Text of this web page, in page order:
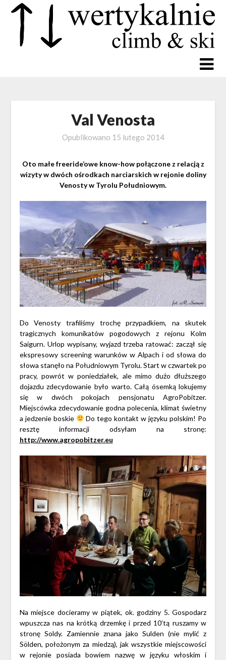
Val Venosta
Opublikowano 15 lutego 2014
Oto małe freeride’owe know-how połączone z relacją z
wizyty w dwóch ośrodkach narciarskich w rejonie doliny
Venosty w Tyrolu Południowym.
Do Venosty trafiliśmy trochę przypadkiem, na skutek
tragicznych komunikatów pogodowych z rejonu Kolm
Saigurn. Urlop wypisany, wyjazd trzeba ratować: zaczął się
ekspresowy screening warunków w Alpach i od słowa do
słowa stanęło na Południowym Tyrolu. Start w czwartek po
pracy, powrót w poniedziałek, ale mimo dużo dłuższego
dojazdu zdecydowanie było warto. Całą ósemką lokujemy
się w dwóch pokojach pensjonatu AgroPobitzer.
Miejscówka zdecydowanie godna polecenia, klimat świetny
a jedzenie boskie
Do tego kontakt w języku polskim! Po
resztę informacji odsyłam na stronę:
http://www.agropobitzer.eu
Na miejsce docieramy w piątek, ok. godziny 5. Gospodarz
wpuszcza nas na krótką drzemkę i przed 10’tą ruszamy w
stronę Soldy. Zamiennie znana jako Sulden (nie mylić z
Sölden, położonym za miedzą), jak wszystkie miejscowości
w rejonie posiada bowiem nazwę w języku włoskim i